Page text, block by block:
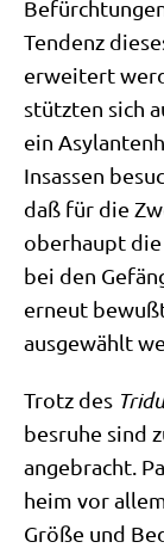
Ten­denz
erwei­tert
stütz­ten sich
ein
Insas­sen
daß für die
ober­haupt
bei den
erneut
aus­ge­wählt
Trotz des
bes­ru­he sind
ange­bracht.
heim vor
Grö­ße und